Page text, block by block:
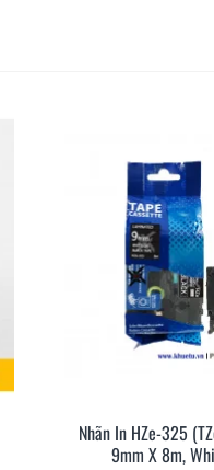
Nhãn In HZe-325
9mm X 8m,